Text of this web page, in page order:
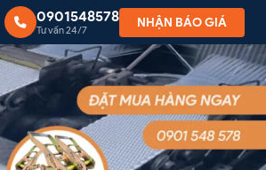
0901548578
Tư vấn 24/7
NHẬN BÁO GIÁ